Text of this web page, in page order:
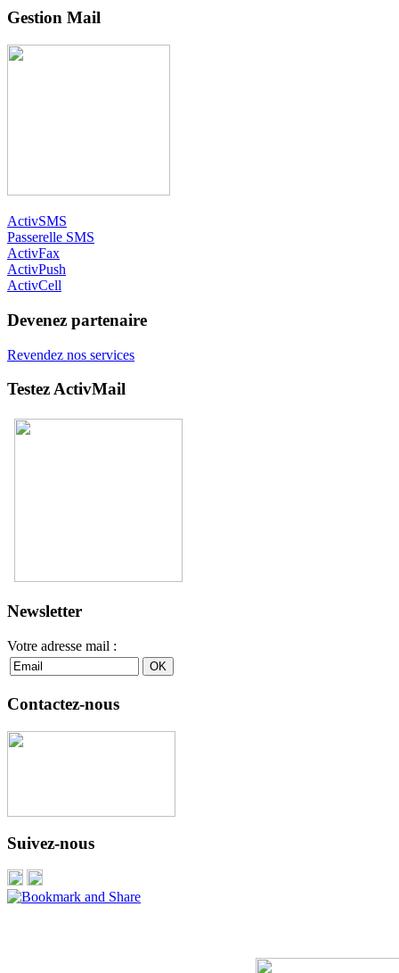
Gestion Mail
ActivSMS
Passerelle SMS
ActivFax
ActivPush
ActivCell
Devenez partenaire
Revendez nos services
Testez ActivMail
Newsletter
Votre adresse mail :
Contactez-nous
Suivez-nous